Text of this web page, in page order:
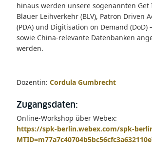
hinaus werden unsere sogenannten Get
Blauer Leihverkehr (BLV), Patron Driven
(PDA) und Digitisation on Demand (DoD)
sowie China-relevante Datenbanken
werden.
Dozentin: Cordula Gumbrecht
Zugangsdaten:
Online-Workshop über Webex:
https://spk-berlin.webex.com/spk-